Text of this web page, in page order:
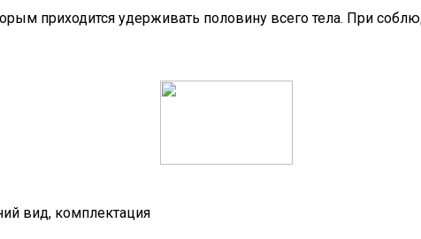
приходится удерживать половину всего тела. При
вид, комплектация